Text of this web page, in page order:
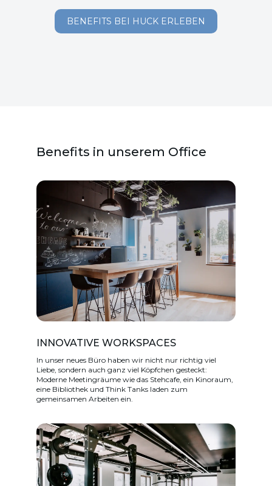
BENEFITS BEI HUCK ERLEBEN
Benefits in unserem Office
INNOVATIVE WORKSPACES
In unser neues Büro haben wir nicht nur richtig viel
Liebe, sondern auch ganz viel Köpfchen gesteckt:
Moderne Meetingräume wie das Stehcafe, ein Kinoraum,
eine Bibliothek und Think Tanks laden zum
gemeinsamen Arbeiten ein.